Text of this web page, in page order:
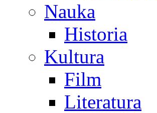
Nauka
Historia
Kultura
Film
Literatura